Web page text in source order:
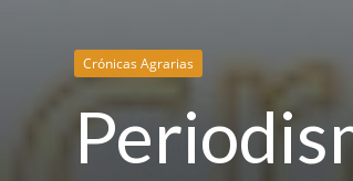
Crónicas Agrarias